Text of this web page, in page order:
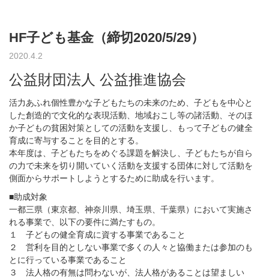
HF子ども基金（締切2020/5/29）
2020.4.2
公益財団法人 公益推進協会
活力あふれ個性豊かな子どもたちの未来のため、子どもを中心と
した創造的で文化的な表現活動、地域おこし等の諸活動、そのほ
か子どもの貧困対策としての活動を支援し、もって子どもの健全
育成に寄与することを目的とする。
本年度は、子どもたちをめぐる課題を解決し、子どもたちが自ら
の力で未来を切り開いていく活動を支援する団体に対して活動を
側面からサポートしようとするために助成を行います。
■助成対象
一都三県（東京都、神奈川県、埼玉県、千葉県）において実施さ
れる事業で、以下の要件に満たすもの。
１ 子どもの健全育成に資する事業であること
２ 営利を目的としない事業で多くの人々と協働または参加のも
とに行っている事業であること
３ 法人格の有無は問わないが、法人格があることは望ましい